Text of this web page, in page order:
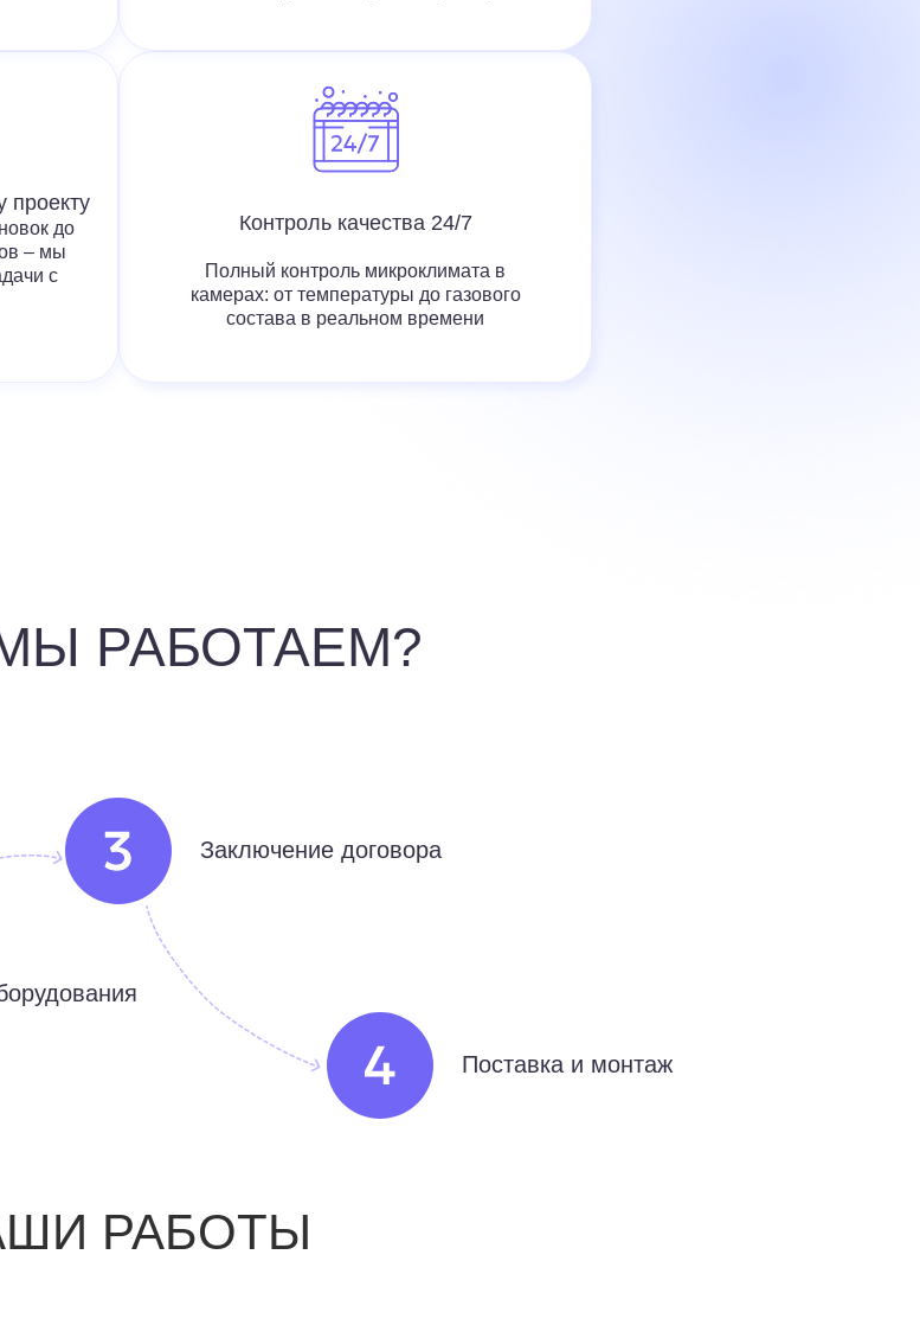
проекту
до
– мы
с
Контроль качества 24/7
Полный контроль микроклимата в
камерах: от температуры до газового
состава в реальном времени
РАБОТАЕМ?
Поставка и монтаж
Заключение договора
РАБОТЫ